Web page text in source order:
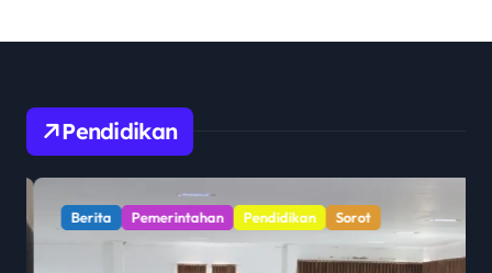
Pendidikan
Berita Pemerintahan Pendidikan Sorot